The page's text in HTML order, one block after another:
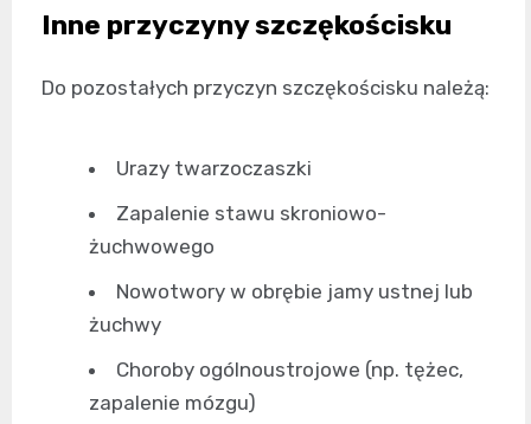
Inne przyczyny szczękościsku
Do pozostałych przyczyn szczękościsku należą:
Urazy twarzoczaszki
Zapalenie stawu skroniowo-
żuchwowego
Nowotwory w obrębie jamy ustnej lub
żuchwy
Choroby ogólnoustrojowe (np. tężec,
zapalenie mózgu)